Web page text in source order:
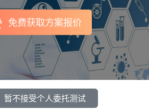
免费获取方案报价
暂不接受个人委托测试